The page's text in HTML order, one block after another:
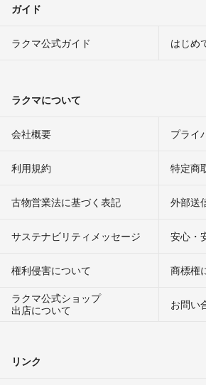
ガイド
ラクマ公式ガイド はじめ
ラクマについて
会社概要 プライ
利用規約 特定商
古物営業法に基づく表記 外部送
サステナビリティメッセージ 安心・
権利侵害について
商標権
ラクマ公式ショップ
出店について
お問い
リンク